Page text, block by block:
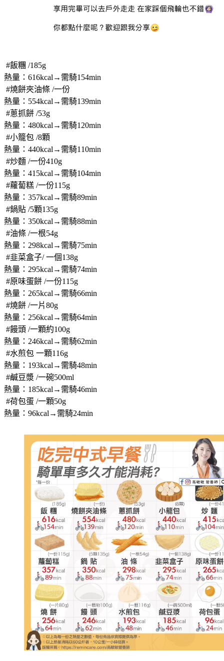
#飯糰 /185g
熱量：616kcal→需騎154min
#燒餅夾油條 /一份
熱量：554kcal→需騎139min
#蔥抓餅 /53g
熱量：480kcal→需騎120min
#小籠包 /8顆
熱量：440kcal→需騎110min
#炒麵 /一份410g
熱量：415kcal→需騎104min
#蘿蔔糕 /一份115g
熱量：357kcal→需騎89min
#鍋貼 /5顆135g
熱量：350kcal→需騎88min
#油條 /一根54g
熱量：298kcal→需騎75min
#韭菜盒子/ 一個138g
熱量：295kcal→需騎74min
#原味蛋餅 /一份115g
熱量：265kcal→需騎66min
#燒餅 /一片80g
熱量：256kcal→需騎64min
#饅頭 /一顆約100g
熱量：246kcal→需騎62min
#水煎包 一顆116g
熱量：193kcal→需騎48min
#鹹豆漿 /一碗500ml
熱量：185kcal→需騎46min
#荷包蛋 /一顆50g
熱量：96kcal→需騎24min